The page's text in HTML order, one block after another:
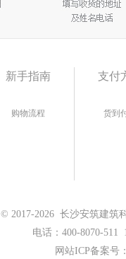
新手指南
购物流程
支付
货到
© 2017-2026 长沙安筑建筑
电话：400-8070-511
网站ICP备案号：